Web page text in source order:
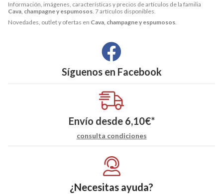
Información, imágenes, características y precios de artículos de la familia
Cava, champagne y espumosos. 7 artículos disponibles.
Novedades, outlet y ofertas en Cava, champagne y espumosos.
Síguenos en Facebook
Envío desde 6,10€*
consulta condiciones
¿Necesitas ayuda?